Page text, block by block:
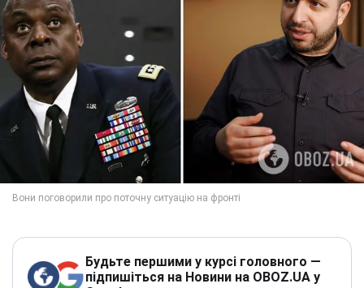
Будьте першими у курсі головного —
підпишіться на Новини на OBOZ.UA у